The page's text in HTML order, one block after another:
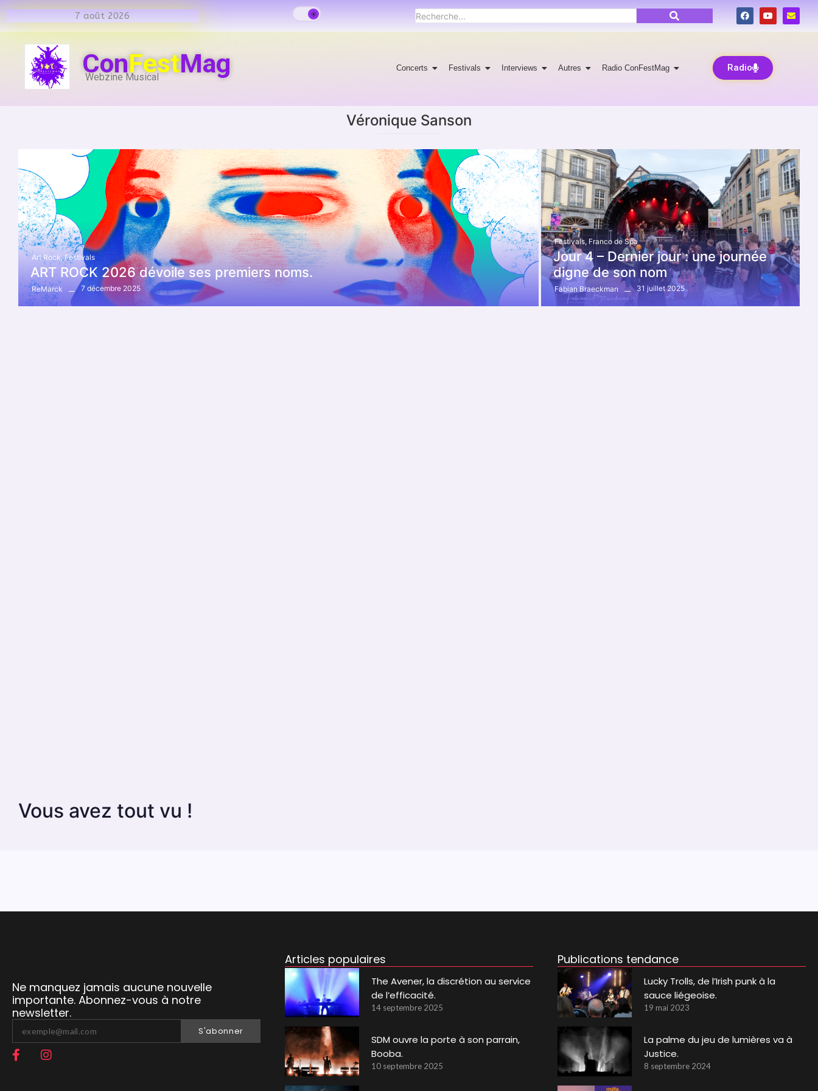
7 août 2026
ConFestMag
Webzine Musical
Concerts Festivals Interviews Autres Radio ConFestMag Radio
Véronique Sanson
Art Rock, Festivals
ART ROCK 2026 dévoile ses premiers noms.
ReMarck 7 décembre 2025
Festivals, Franco de Spa
Jour 4 – Dernier jour : une journée
digne de son nom
Fabian Braeckman 31 juillet 2025
Vous avez tout vu !
Ne manquez jamais aucune nouvelle
importante. Abonnez-vous à notre
newsletter.
S'abonner
Articles populaires
The Avener, la discrétion au service
de l’efficacité.
14 septembre 2025
SDM ouvre la porte à son parrain,
Booba.
10 septembre 2025
Publications tendance
Lucky Trolls, de l’Irish punk à la
sauce liégeoise.
19 mai 2023
La palme du jeu de lumières va à
Justice.
8 septembre 2024